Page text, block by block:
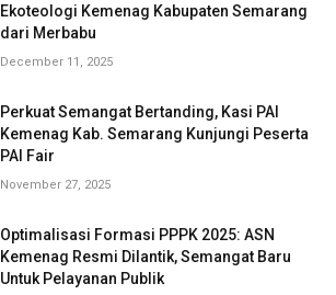
Ekoteologi Kemenag Kabupaten Semarang
dari Merbabu
December 11, 2025
Perkuat Semangat Bertanding, Kasi PAI
Kemenag Kab. Semarang Kunjungi Peserta
PAI Fair
November 27, 2025
Optimalisasi Formasi PPPK 2025: ASN
Kemenag Resmi Dilantik, Semangat Baru
Untuk Pelayanan Publik